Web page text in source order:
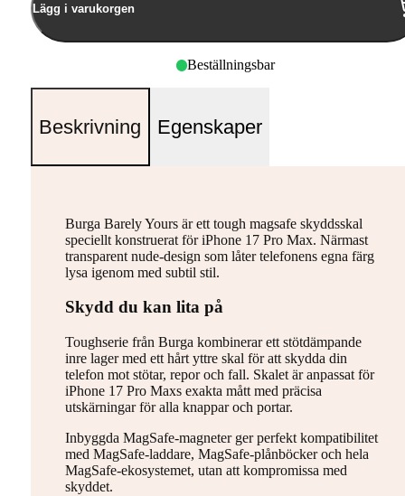
Lägg i varukorgen
Beställningsbar
Beskrivning Egenskaper
Burga Barely Yours är ett tough magsafe skyddsskal
speciellt konstruerat för iPhone 17 Pro Max. Närmast
transparent nude-design som låter telefonens egna färg
lysa igenom med subtil stil.
Skydd du kan lita på
Toughserie från Burga kombinerar ett stötdämpande
inre lager med ett hårt yttre skal för att skydda din
telefon mot stötar, repor och fall. Skalet är anpassat för
iPhone 17 Pro Maxs exakta mått med präcisa
utskärningar för alla knappar och portar.
Inbyggda MagSafe-magneter ger perfekt kompatibilitet
med MagSafe-laddare, MagSafe-plånböcker och hela
MagSafe-ekosystemet, utan att kompromissa med
skyddet.